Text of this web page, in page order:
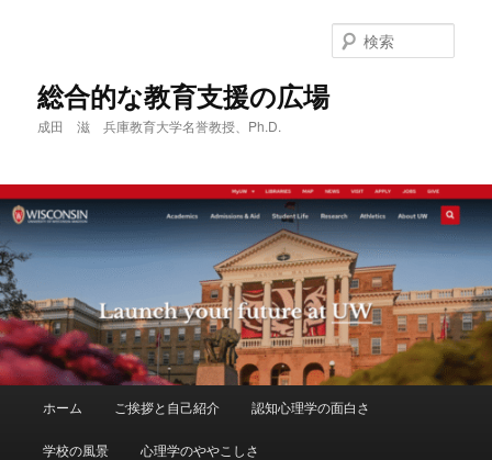
へ
移
動
移
動
総合的な教育支援の広場
成田 滋 兵庫教育大学名誉教授、Ph.D.
索
ホーム ご挨拶と自己紹介 認知心理学の面白さ
学校の風景 心理学のややこしさ